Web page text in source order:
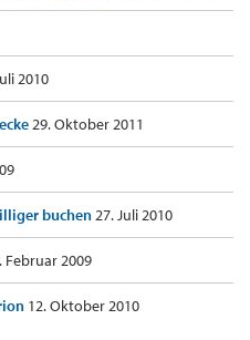
2010
29. Oktober 2011
buchen27. Juli 2010
Februar 2009
12. Oktober 2010